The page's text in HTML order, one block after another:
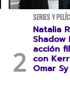
SERIES Y
Natalia
acción
con
Omar